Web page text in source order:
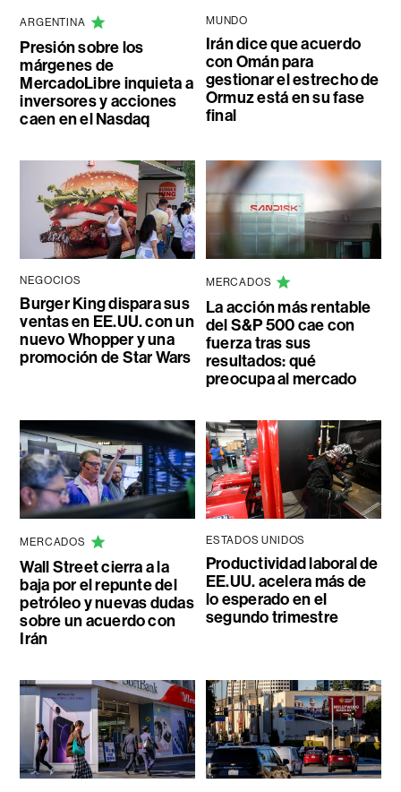
ARGENTINA
Presión sobre los
márgenes de
MercadoLibre inquieta a
inversores y acciones
caen en el Nasdaq
MUNDO
Irán dice que acuerdo
con Omán para
gestionar el estrecho de
Ormuz está en su fase
final
NEGOCIOS
Burger King dispara sus
ventas en EE.UU. con un
nuevo Whopper y una
promoción de Star Wars
MERCADOS
La acción más rentable
del S&P 500 cae con
fuerza tras sus
resultados: qué
preocupa al mercado
MERCADOS
Wall Street cierra a la
baja por el repunte del
petróleo y nuevas dudas
sobre un acuerdo con
Irán
ESTADOS UNIDOS
Productividad laboral de
EE.UU. acelera más de
lo esperado en el
segundo trimestre